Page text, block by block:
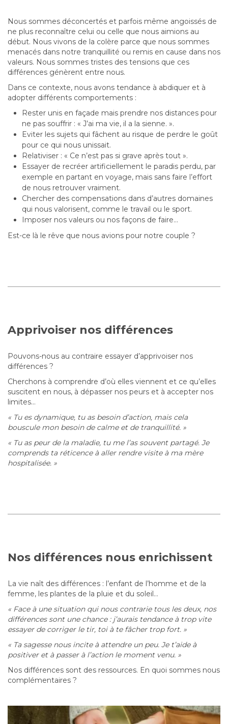
Nous sommes déconcertés et parfois même angoissés de
ne plus reconnaître celui ou celle que nous aimions au
début. Nous vivons de la colère parce que nous sommes
menacés dans notre tranquillité ou remis en cause dans nos
valeurs. Nous sommes tristes des tensions que ces
différences génèrent entre nous.
Dans ce contexte, nous avons tendance à abdiquer et à
adopter différents comportements :
Rester unis en façade mais prendre nos distances pour
ne pas souffrir : « J’ai ma vie, il a la sienne. ».
Eviter les sujets qui fâchent au risque de perdre le goût
pour ce qui nous unissait.
Relativiser : « Ce n’est pas si grave après tout ».
Essayer de recréer artificiellement le paradis perdu, par
exemple en partant en voyage, mais sans faire l’effort
de nous retrouver vraiment.
Chercher des compensations dans d’autres domaines
qui nous valorisent, comme le travail ou le sport.
Imposer nos valeurs ou nos façons de faire…
Est-ce là le rêve que nous avions pour notre couple ?
Apprivoiser nos différences
Pouvons-nous au contraire essayer d’apprivoiser nos
différences ?
Cherchons à comprendre d’où elles viennent et ce qu’elles
suscitent en nous, à dépasser nos peurs et à accepter nos
limites…
« Tu es dynamique, tu as besoin d’action, mais cela
bouscule mon besoin de calme et de tranquillité. »
« Tu as peur de la maladie, tu me l’as souvent partagé. Je
comprends ta réticence à aller rendre visite à ma mère
hospitalisée. »
Nos différences nous enrichissent
La vie naît des différences : l’enfant de l’homme et de la
femme, les plantes de la pluie et du soleil…
« Face à une situation qui nous contrarie tous les deux, nos
différences sont une chance : j’aurais tendance à trop vite
essayer de corriger le tir, toi à te fâcher trop fort. »
« Ta sagesse nous incite à attendre un peu. Je t’aide à
positiver et à passer à l’action le moment venu. »
Nos différences sont des ressources. En quoi sommes nous
complémentaires ?